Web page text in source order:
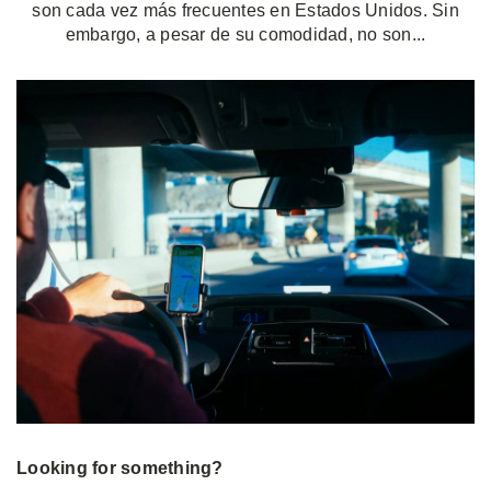
son cada vez más frecuentes en Estados Unidos. Sin
embargo, a pesar de su comodidad, no son...
Looking for something?